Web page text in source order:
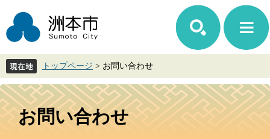
ジ
先
で
す。
ュ
を
ば
し
て
トップページ > お問い合わせ
本
文
お問い合わせ